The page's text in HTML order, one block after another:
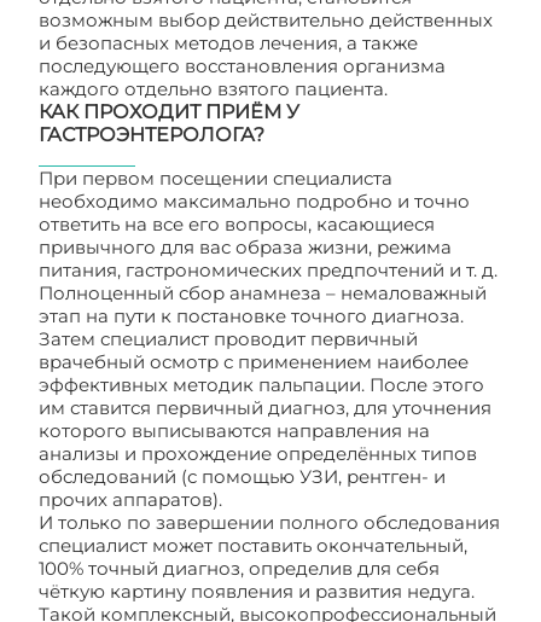
возможным выбор действительно действенных
и безопасных методов лечения, а также
последующего восстановления организма
каждого отдельно взятого пациента.
КАК ПРОХОДИТ ПРИЁМ У
ГАСТРОЭНТЕРОЛОГА?
При первом посещении специалиста
необходимо максимально подробно и точно
ответить на все его вопросы, касающиеся
привычного для вас образа жизни, режима
питания, гастрономических предпочтений и т. д.
Полноценный сбор анамнеза – немаловажный
этап на пути к постановке точного диагноза.
Затем специалист проводит первичный
врачебный осмотр с применением наиболее
эффективных методик пальпации. После этого
им ставится первичный диагноз, для уточнения
которого выписываются направления на
анализы и прохождение определённых типов
обследований (с помощью УЗИ, рентген- и
прочих аппаратов).
И только по завершении полного обследования
специалист может поставить окончательный,
100% точный диагноз, определив для себя
чёткую картину появления и развития недуга.
Такой комплексный, высокопрофессиональный